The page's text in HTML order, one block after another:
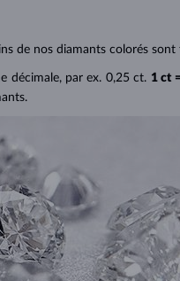
de nos diamants colorés
décimale, par ex. 0,25 ct. 1 ct